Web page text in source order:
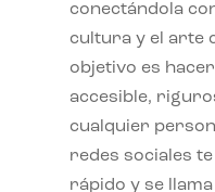
conectándola
cultura y el arte
objetivo es
accesible,
cualquier
redes sociales
rápido y se